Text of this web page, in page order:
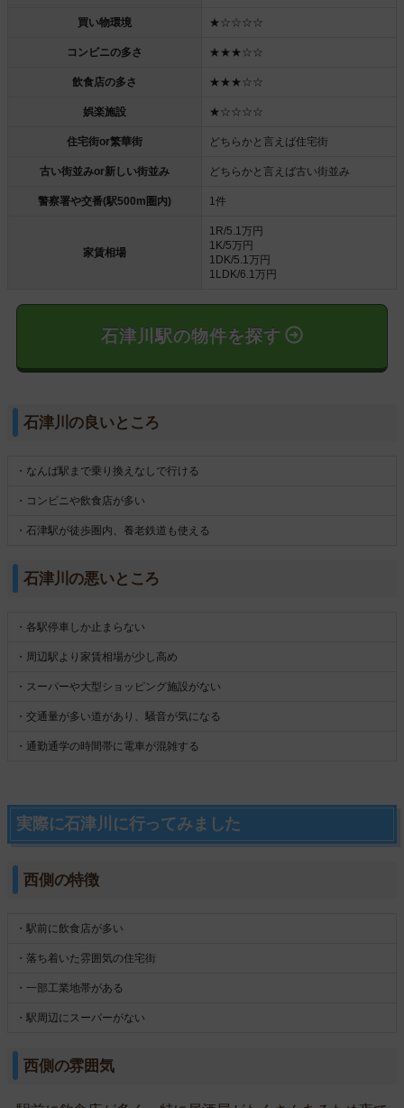
買い物環境 ★☆☆☆☆
コンビニの多さ ★★★☆☆
飲食店の多さ ★★★☆☆
娯楽施設 ★☆☆☆☆
住宅街or繁華街 どちらかと言えば住宅街
古い街並みor新しい街並み どちらかと言えば古い街並み
警察署や交番(駅500m圏内) 1件
家賃相場
1R/5.1万円
1K/5万円
1DK/5.1万円
1LDK/6.1万円
石津川駅の物件を探す
石津川の良いところ
・なんば駅まで乗り換えなしで行ける
・コンビニや飲食店が多い
・石津駅が徒歩圏内、養老鉄道も使える
石津川の悪いところ
・各駅停車しか止まらない
・周辺駅より家賃相場が少し高め
・スーパーや大型ショッピング施設がない
・交通量が多い道があり、騒音が気になる
・通勤通学の時間帯に電車が混雑する
実際に石津川に行ってみました
西側の特徴
・駅前に飲食店が多い
・落ち着いた雰囲気の住宅街
・一部工業地帯がある
・駅周辺にスーパーがない
西側の雰囲気